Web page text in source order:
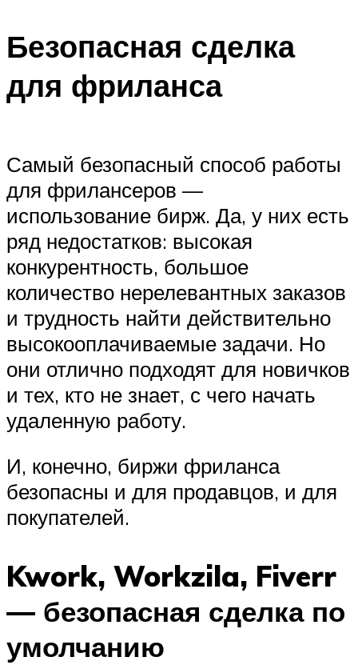
Безопасная сделка
для фриланса
Самый безопасный способ работы
для фрилансеров —
использование бирж. Да, у них есть
ряд недостатков: высокая
конкурентность, большое
количество нерелевантных заказов
и трудность найти действительно
высокооплачиваемые задачи. Но
они отлично подходят для новичков
и тех, кто не знает, с чего начать
удаленную работу.
И, конечно, биржи фриланса
безопасны и для продавцов, и для
покупателей.
Kwork, Workzila, Fiverr
— безопасная сделка по
умолчанию